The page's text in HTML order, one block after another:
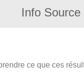
Info Source
ce que ces